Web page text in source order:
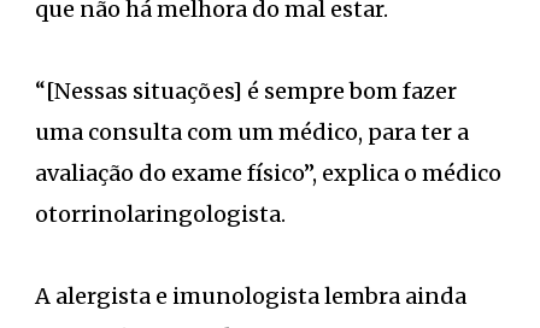
que não há melhora do mal estar.
“[Nessas situações] é sempre bom fazer
uma consulta com um médico, para ter a
avaliação do exame físico”, explica o médico
otorrinolaringologista.
A alergista e imunologista lembra ainda